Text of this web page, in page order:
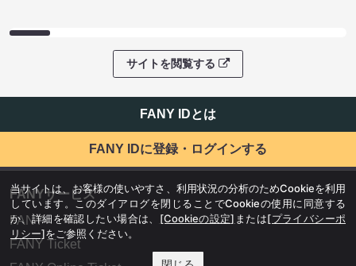
サイトを閲覧する
FANY IDとは
FANY IDに登録・ログインする
FANYサービス
FANY
FANY Ticket
当サイトは、お客様の使いやすさ、利用状況の分析のためCookieを利用
しています。このダイアログを閉じることでCookieの使用に同意する
か、詳細を確認したい場合は、 [Cookieの設定] または[プライバシーポ
リシー]をご参照ください。